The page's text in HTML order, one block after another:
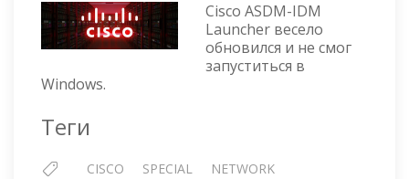
—
ЖЕСТЬ
КАК
ОНА
Cisco ASDM-IDM
Launcher весело
обновился и не смог
запуститься в
Windows.
Теги
CISCO SPECIAL NETWORK